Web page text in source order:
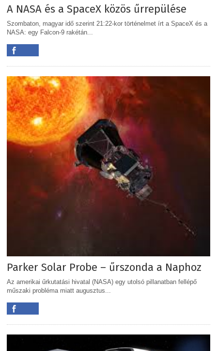
A NASA és a SpaceX közös űrrepülése
Szombaton, magyar idő szerint 21:22-kor történelmet írt a SpaceX és a
NASA: egy Falcon-9 rakétán...
Parker Solar Probe – űrszonda a Naphoz
Az amerikai űrkutatási hivatal (NASA) egy utolsó pillanatban fellépő
műszaki probléma miatt augusztus...